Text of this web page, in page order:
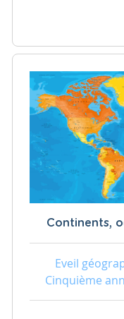
Continents,
Eveil
Cinquième